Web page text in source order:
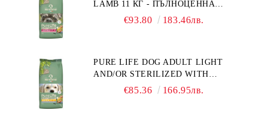
ФРАНЦИЯ.
LAMB 11 КГ - ПЪЛНОЦЕННА
ХРАНА ЗА ПОРАСНАЛИ КУЧЕТА С
НАД 1 ГОДИНА. БЕЗ ЗЪРНО, БЕЗ
ГЛУТЕН. ПРОИЗВЕДЕНА ВЪВ
ФРАНЦИЯ.
€93.80 183.46лв.
PURE LIFE DOG ADULT LIGHT
AND/OR STERILIZED WITH
CHICKEN 12 КГ - ПЪЛНОЦЕННА
€85.36 166.95лв.